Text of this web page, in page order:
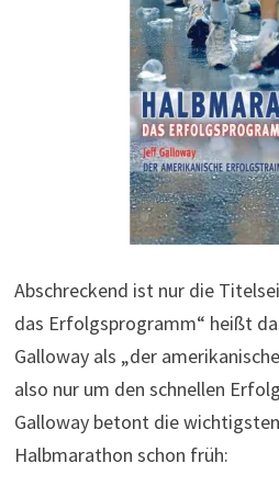
Abschreckend ist nur die
das Erfolgsprogramm“ heißt
Galloway als „der
also nur um den schnellen
Galloway betont die
Halbmarathon schon früh: